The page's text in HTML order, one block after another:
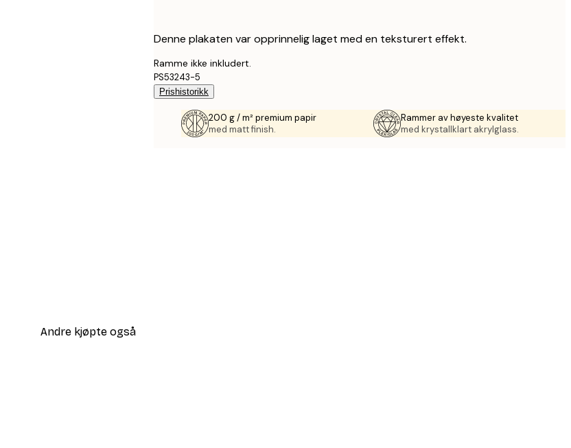
Denne plakaten var opprinnelig laget med en teksturert effekt.
Ramme ikke inkludert.
PS53243-5
Prishistorikk
200 g / m² premium papir
med matt finish.
Rammer av høyeste kvalitet
med krystallklart akrylglass.
Andre kjøpte også